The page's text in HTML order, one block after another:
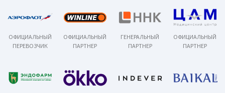
ОФИЦИАЛЬНЫЙ
ПЕРЕВОЗЧИК
ОФИЦИАЛЬНЫЙ
ПАРТНЕР
ГЕНЕРАЛЬНЫЙ
ПАРТНЕР
ОФИЦИАЛЬНЫЙ
ПАРТНЕР